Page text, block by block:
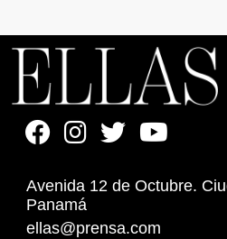
Avenida 12 de Octubre.
Panamá
ellas@prensa.com